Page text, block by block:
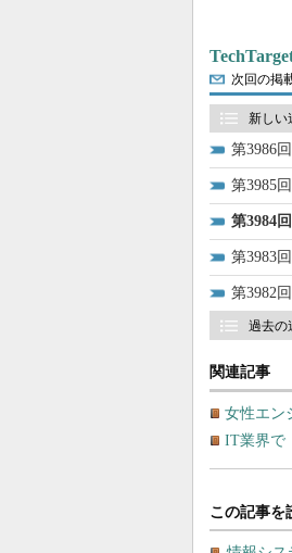
次回の掲
新しい
3986
3985
3984
3983
3982
過去の
関連記事
女性エン
IT業界で